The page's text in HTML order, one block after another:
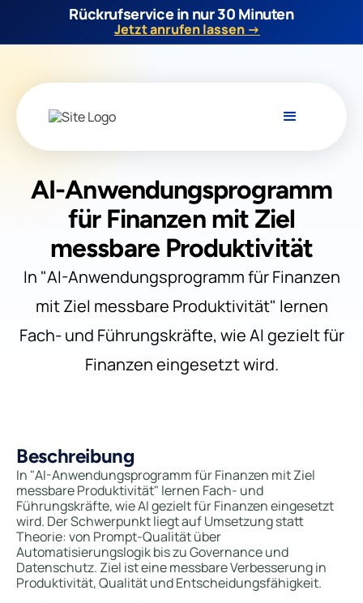
Rückrufservice in nur 30 Minuten
Jetzt anrufen lassen →
AI-Anwendungsprogramm
für Finanzen mit Ziel
messbare Produktivität
In "AI-Anwendungsprogramm für Finanzen
mit Ziel messbare Produktivität" lernen
Fach- und Führungskräfte, wie AI gezielt für
Finanzen eingesetzt wird.
Beschreibung
In "AI-Anwendungsprogramm für Finanzen mit Ziel
messbare Produktivität" lernen Fach- und
Führungskräfte, wie AI gezielt für Finanzen eingesetzt
wird. Der Schwerpunkt liegt auf Umsetzung statt
Theorie: von Prompt-Qualität über
Automatisierungslogik bis zu Governance und
Datenschutz. Ziel ist eine messbare Verbesserung in
Produktivität, Qualität und Entscheidungsfähigkeit.